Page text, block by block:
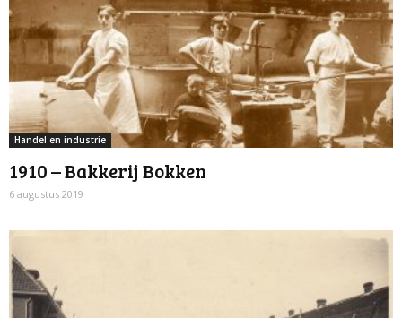
Handel en industrie
1910 – Bakkerij Bokken
6 augustus 2019